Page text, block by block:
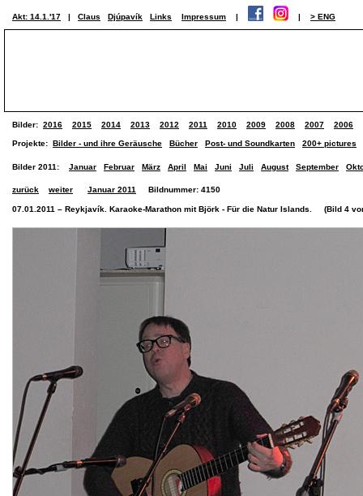
Akt: 14.1.'17 | Claus Djúpavík Links Impressum | | > ENG
Bilder: 2016 2015 2014 2013 2012 2011 2010 2009 2008 2007 2006
Projekte: Bilder - und ihre Geräusche Bücher Post- und Soundkarten 200+ pictures
Bilder 2011: Januar Februar März April Mai Juni Juli August September
zurück weiter Januar 2011 Bildnummer: 4150
07.01.2011 – Reykjavík. Karaoke-Marathon mit Björk - Für die Natur Islands. (Bild 4